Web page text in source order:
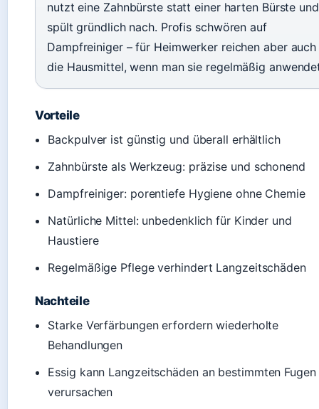
nutzt eine Zahnbürste statt einer harten Bürste und
spült gründlich nach. Profis schwören auf
Dampfreiniger – für Heimwerker reichen aber auch
die Hausmittel, wenn man sie regelmäßig
Vorteile
Backpulver ist günstig und überall erhältlich
Zahnbürste als Werkzeug: präzise und schonend
Dampfreiniger: porentiefe Hygiene ohne Chemie
Natürliche Mittel: unbedenklich für Kinder und
Haustiere
Regelmäßige Pflege verhindert Langzeitschäden
Nachteile
Starke Verfärbungen erfordern wiederholte
Behandlungen
Essig kann Langzeitschäden an bestimmten Fugen
verursachen